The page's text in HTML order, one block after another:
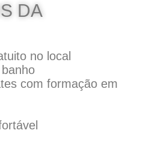
DA
no local
com formação em